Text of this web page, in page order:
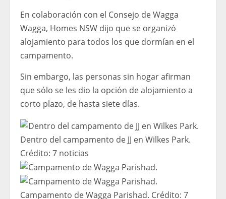
En colaboración con el Consejo de Wagga
Wagga, Homes NSW dijo que se organizó
alojamiento para todos los que dormían en el
campamento.
Sin embargo, las personas sin hogar afirman
que sólo se les dio la opción de alojamiento a
corto plazo, de hasta siete días.
Dentro del campamento de JJ en Wilkes Park.
Crédito: 7 noticias
Campamento de Wagga Parishad. Crédito: 7